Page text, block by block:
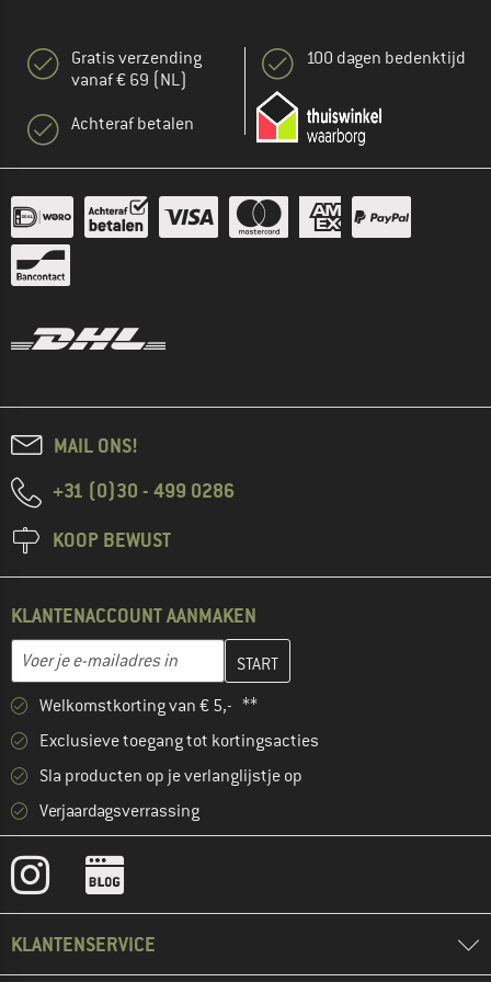
Gratis verzending
vanaf € 69 (NL)
Achteraf betalen
100 dagen bedenktijd
MAIL ONS!
+31 (0)30 - 499 0286
KOOP BEWUST
KLANTENACCOUNT AANMAKEN
E-mailadres
Vul je e-mailadres hier in en maak in de volgende stap je
Welkomstkorting van € 5,- **
Exclusieve toegang tot kortingsacties
Sla producten op je verlanglijstje op
Verjaardagsverrassing
KLANTENSERVICE